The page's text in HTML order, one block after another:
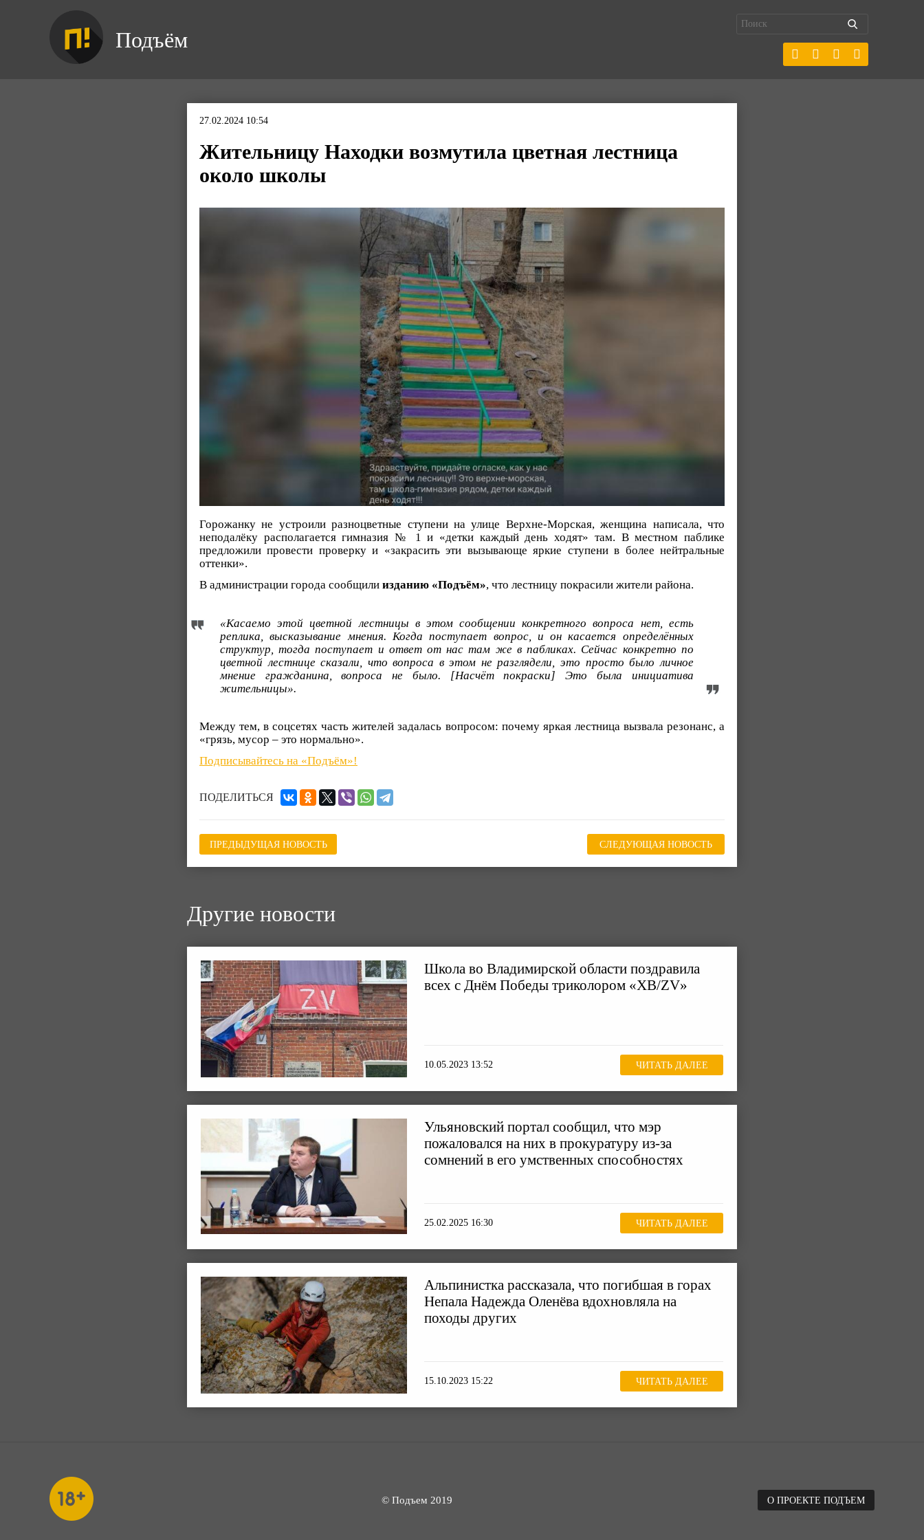
Подъём
27.02.2024 10:54
Жительницу Находки возмутила цветная лестница
около школы
Горожанку не устроили разноцветные ступени на улице Верхне-Морская, женщина написала, что
неподалёку располагается гимназия № 1 и «детки каждый день ходят» там. В местном паблике
предложили провести проверку и «закрасить эти вызывающе яркие ступени в более нейтральные
оттенки».
В администрации города сообщили изданию «Подъём», что лестницу покрасили жители района.
«Касаемо этой цветной лестницы в этом сообщении конкретного вопроса нет, есть
реплика, высказывание мнения. Когда поступает вопрос, и он касается определённых
структур, тогда поступает и ответ от нас там же в пабликах. Сейчас конкретно по
цветной лестнице сказали, что вопроса в этом не разглядели, это просто было личное
мнение гражданина, вопроса не было. [Насчёт покраски] Это была инициатива
жительницы».
Между тем, в соцсетях часть жителей задалась вопросом: почему яркая лестница вызвала резонанс, а
«грязь, мусор – это нормально».
Подписывайтесь на «Подъём»!
ПОДЕЛИТЬСЯ
ПРЕДЫДУЩАЯ НОВОСТЬ СЛЕДУЮЩАЯ НОВОСТЬ
Другие новости
Школа во Владимирской области поздравила
всех с Днём Победы триколором «ХВ/ZV»
10.05.2023 13:52 ЧИТАТЬ ДАЛЕЕ
Ульяновский портал сообщил, что мэр
пожаловался на них в прокуратуру из-за
сомнений в его умственных способностях
25.02.2025 16:30 ЧИТАТЬ ДАЛЕЕ
Альпинистка рассказала, что погибшая в горах
Непала Надежда Оленёва вдохновляла на
походы других
15.10.2023 15:22 ЧИТАТЬ ДАЛЕЕ
© Подъем 2019 О ПРОЕКТЕ ПОДЪЕМ